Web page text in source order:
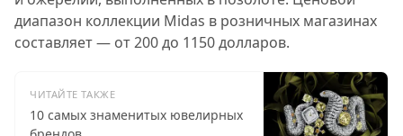
диапазон коллекции Midas в розничных магазинах
составляет — от 200 до 1150 долларов.
ЧИТАЙТЕ ТАКЖЕ
10 самых знаменитых ювелирных